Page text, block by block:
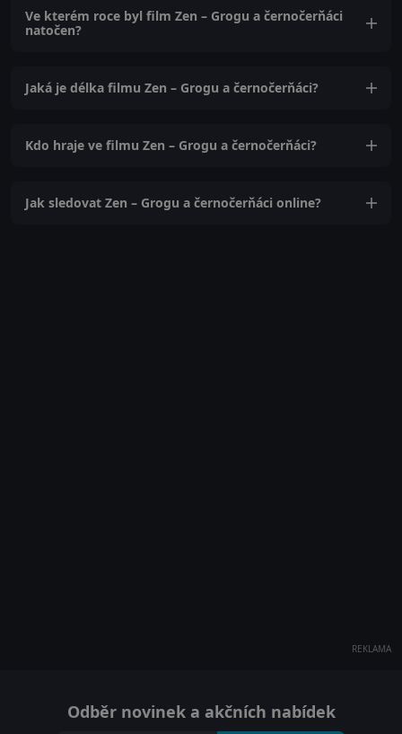
Ve kterém roce byl film Zen – Grogu a černočerňáci
natočen?
Jaká je délka filmu Zen – Grogu a černočerňáci?
Kdo hraje ve filmu Zen – Grogu a černočerňáci?
Jak sledovat Zen – Grogu a černočerňáci online?
REKLAMA
Odběr novinek a akčních nabídek